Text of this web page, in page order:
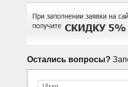
Остались вопросы?